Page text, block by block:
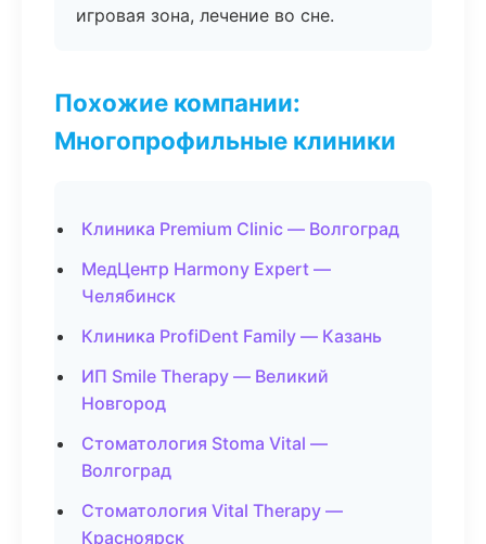
игровая зона, лечение во сне.
Похожие компании:
Многопрофильные клиники
Клиника Premium Clinic — Волгоград
МедЦентр Harmony Expert —
Челябинск
Клиника ProfiDent Family — Казань
ИП Smile Therapy — Великий
Новгород
Стоматология Stoma Vital —
Волгоград
Стоматология Vital Therapy —
Красноярск